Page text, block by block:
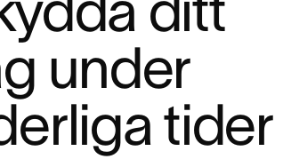
under
tider